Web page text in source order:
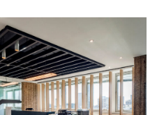
CRIBA
la constructora Criba